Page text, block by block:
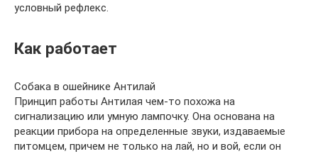
условный рефлекс.
Как работает
Собака в ошейнике Антилай
Принцип работы Антилая чем-то похожа на
сигнализацию или умную лампочку. Она основана на
реакции прибора на определенные звуки, издаваемые
питомцем, причем не только на лай, но и вой, если он